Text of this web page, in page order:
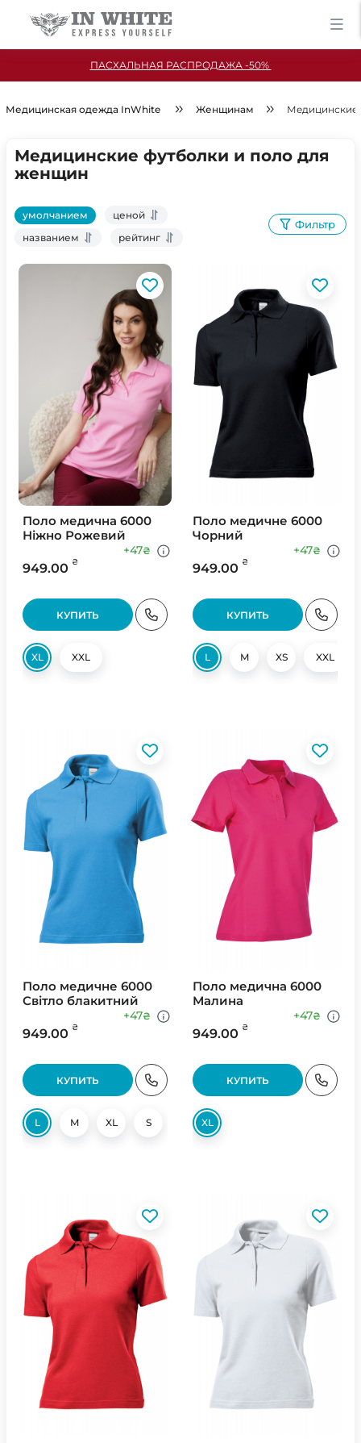
ПАСХАЛЬНАЯ РАСПРОДАЖА -50%
Медицинская одежда InWhite Женщинам Медицинские
Медицинские футболки и поло для
женщин
умолчанием
ценой
названием
рейтинг
Фильтр
Поло медична 6000
Ніжно Рожевий
949.00 ₴
+47₴
КУПИТЬ
XL XXL
Поло медичне 6000
Чорний
949.00 ₴
+47₴
КУПИТЬ
L M XS XXL
Поло медичне 6000
Світло блакитний
949.00 ₴
+47₴
КУПИТЬ
L M XL S
Поло медична 6000
Малина
949.00 ₴
+47₴
КУПИТЬ
XL